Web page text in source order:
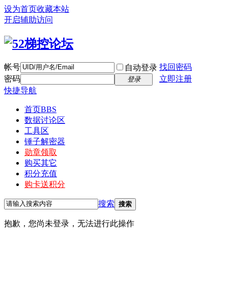
设为首页收藏本站
开启辅助访问
帐号 自动登录 找回密码
密码
登录
立即注册
快捷导航
首页BBS
数据讨论区
工具区
锤子解密器
勋章领取
购买其它
积分充值
购卡送积分
搜索 搜索
抱歉，您尚未登录，无法进行此操作